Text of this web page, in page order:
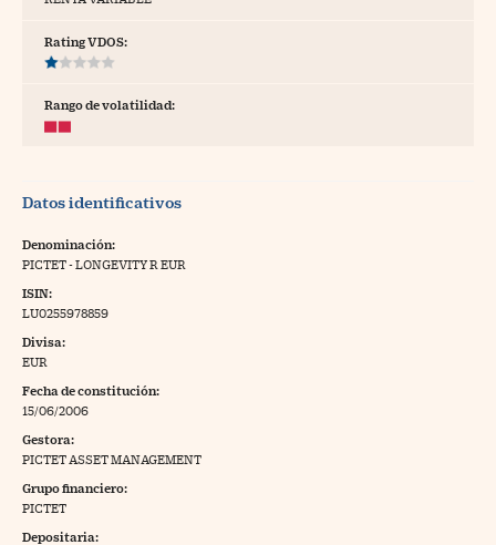
Pyme
Rating VDOS:
Rango de volatilidad:
Datos identificativos
Denominación:
PICTET - LONGEVITY R EUR
ISIN:
LU0255978859
Divisa:
EUR
Fecha de constitución:
15/06/2006
Gestora:
PICTET ASSET MANAGEMENT
Grupo financiero:
PICTET
Depositaria: